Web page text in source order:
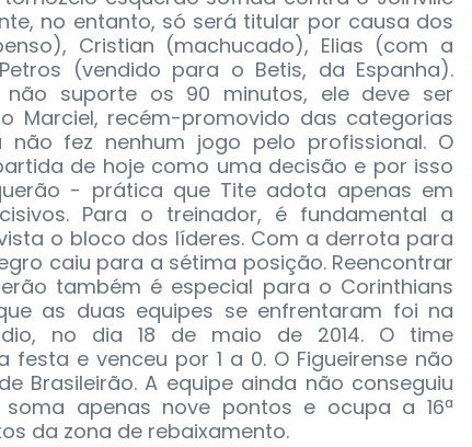
no entanto, só será titular por causa dos
Cristian (machucado), Elias (com a
(vendido para o Betis, da Espanha).
não suporte os 90 minutos, ele deve ser
Marciel, recém-promovido das categorias
fez nenhum jogo pelo profissional. O
de hoje como uma decisão e por isso
- prática que Tite adota apenas em
Para o treinador, é fundamental a
o bloco dos líderes. Com a derrota para
caiu para a sétima posição. Reencontrar
também é especial para o Corinthians
as duas equipes se enfrentaram foi na
no dia 18 de maio de 2014. O time
festa e venceu por 1 a 0. O Figueirense não
Brasileirão. A equipe ainda não conseguiu
apenas nove pontos e ocupa a 16ª
da zona de rebaixamento.